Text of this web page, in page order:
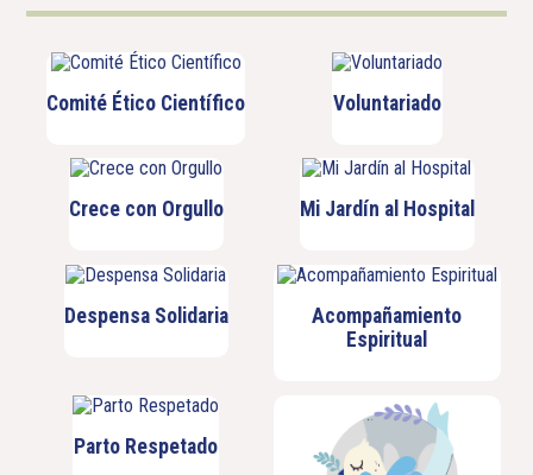
Comité Ético Científico Voluntariado
Crece con Orgullo Mi Jardín al Hospital
Despensa Solidaria
Acompañamiento
Espiritual
Parto Respetado